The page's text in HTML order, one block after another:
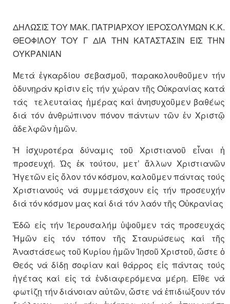
ΔΗΛΩΣΙΣ ΤΟΥ ΜΑΚ. ΠΑΤΡΙΑΡΧΟΥ ΙΕΡΟΣΟΛΥΜΩΝ Κ.Κ.
ΘΕΟΦΙΛΟΥ ΤΟΥ Γ ΔΙΑ ΤΗΝ ΚΑΤΑΣΤΑΣΙΝ ΕΙΣ ΤΗΝ
ΟΥΚΡΑΝΙΑΝ
Μετά ἐγκαρδίου σεβασμοῦ, παρακολουθοῦμεν τήν
ὀδυνηράν κρίσιν εἰς τήν χώραν τῆς Οὐκρανίας κατά
τάς τελευταίας ἡμέρας καί ἀνησυχοῦμεν βαθέως
διά τόν ἀνθρώπινον πόνον πάντων τῶν ἐν Χριστῷ
ἀδελφῶν ἡμῶν.
Ἡ ἰσχυροτέρα δύναμις τοῦ Χριστιανοῦ εἶναι ἡ
προσευχή. Ὡς ἐκ τούτου, μετ’ ἄλλων Χριστιανῶν
Ἡγετῶν εἰς ὅλον τόν κόσμον, καλοῦμεν πάντας τούς
Χριστιανούς νά συμμετάσχουν εἰς τήν προσευχήν
διά τόν κόσμον μας καί διά τόν λαόν τῆς Οὐκρανίας
Ἐδῶ εἰς τήν Ἱερουσαλήμ ὑψοῦμεν τάς προσευχάς
Ἡμῶν εἰς τόν τόπον τῆς Σταυρώσεως καί τῆς
Ἀναστάσεως τοῦ Κυρίου ἡμῶν Ἰησοῦ Χριστοῦ, ὥστε ὁ
Θεός νά δίδῃ σοφίαν καί θάρρος εἰς πάντας τούς
ἡγέτας καί εἰς τά ἐνδιαφερόμενα μέρη. Εἴθε νά
φωτίζῃ τήν διάνοιαν αὐτῶν, ὥστε νά ἐπιδιώξουν τόν